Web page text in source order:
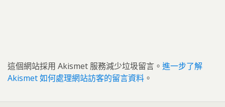
這個網站採用 Akismet 服務減少垃圾留言。 進一步了解
Akismet 如何處理網站訪客的留言資料 。